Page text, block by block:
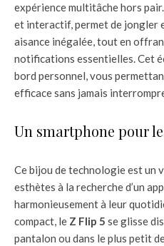
expérience multitâche hors
et interactif, permet de jongler
aisance inégalée, tout en
notifications essentielles. Cet
bord personnel, vous
efficace sans jamais
Un smartphone pour
Ce bijou de technologie est un
esthètes à la recherche d’un
harmonieusement à leur
compact, le Z Flip 5 se glisse
pantalon ou dans le plus petit